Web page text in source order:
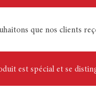
que nos clients
est spécial et se